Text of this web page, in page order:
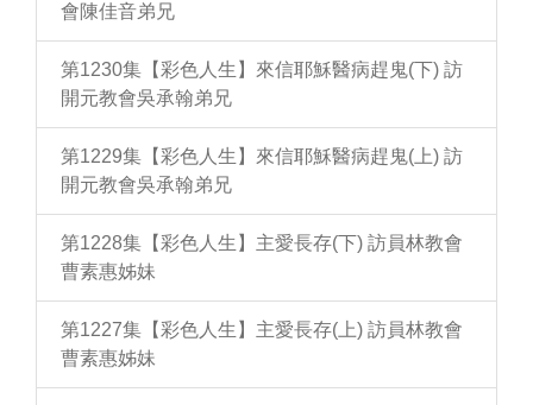
會陳佳音弟兄
第1230集【彩色人生】來信耶穌醫病趕鬼(下) 訪
開元教會吳承翰弟兄
第1229集【彩色人生】來信耶穌醫病趕鬼(上) 訪
開元教會吳承翰弟兄
第1228集【彩色人生】主愛長存(下) 訪員林教會
曹素惠姊妹
第1227集【彩色人生】主愛長存(上) 訪員林教會
曹素惠姊妹